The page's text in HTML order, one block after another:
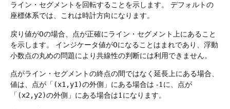
ライン・セグメントを回転することを示します。
デフォルトの
座標体系では、これは時計方向になります。
戻り値が0の場合、点が正確にライン・セグメント上にあること
を示します。
インジケータ値が0になることはまれであり、浮動
小数点の丸めの問題により共線性の判断には利用できません。
点がライン・セグメントの終点の間ではなく延長上にある場合、
値は、点が「 (x1,y1)の外側」にある場合は -1に、点が
「 (x2,y2)の外側」にある場合は1になります。